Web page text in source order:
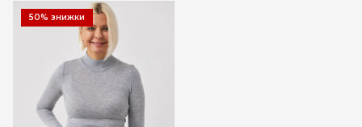
50% знижки